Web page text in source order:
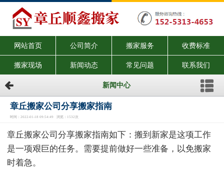
网站首页 公司简介 搬家服务 收费标准
搬家现场 新闻动态 常见问题 联系我们
新闻中心
章丘搬家公司分享搬家指南
时间：2022-01-18 09:54:49 浏览：1532次
章丘搬家公司分享搬家指南如下：搬到新家是这项工作
是一项艰巨的任务。需要提前做好一些准备，以免搬家
时着急。